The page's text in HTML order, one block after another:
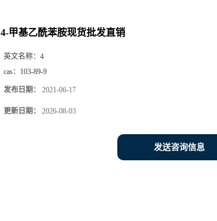
4-甲基乙酰苯胺现货批发直销
英文名称： 4
cas： 103-89-9
发布日期： 2021-06-17
更新日期： 2026-08-03
发送咨询信息